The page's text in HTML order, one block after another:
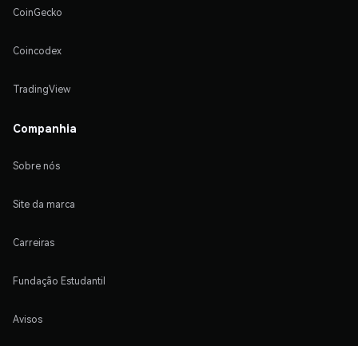
CoinGecko
Coincodex
TradingView
Companhia
Sobre nós
Site da marca
Carreiras
Fundação Estudantil
Avisos